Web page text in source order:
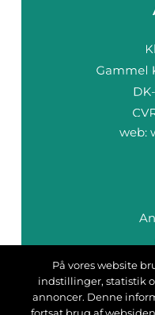
web:
På vores website
indstillinger, statistik
annoncer. Denne